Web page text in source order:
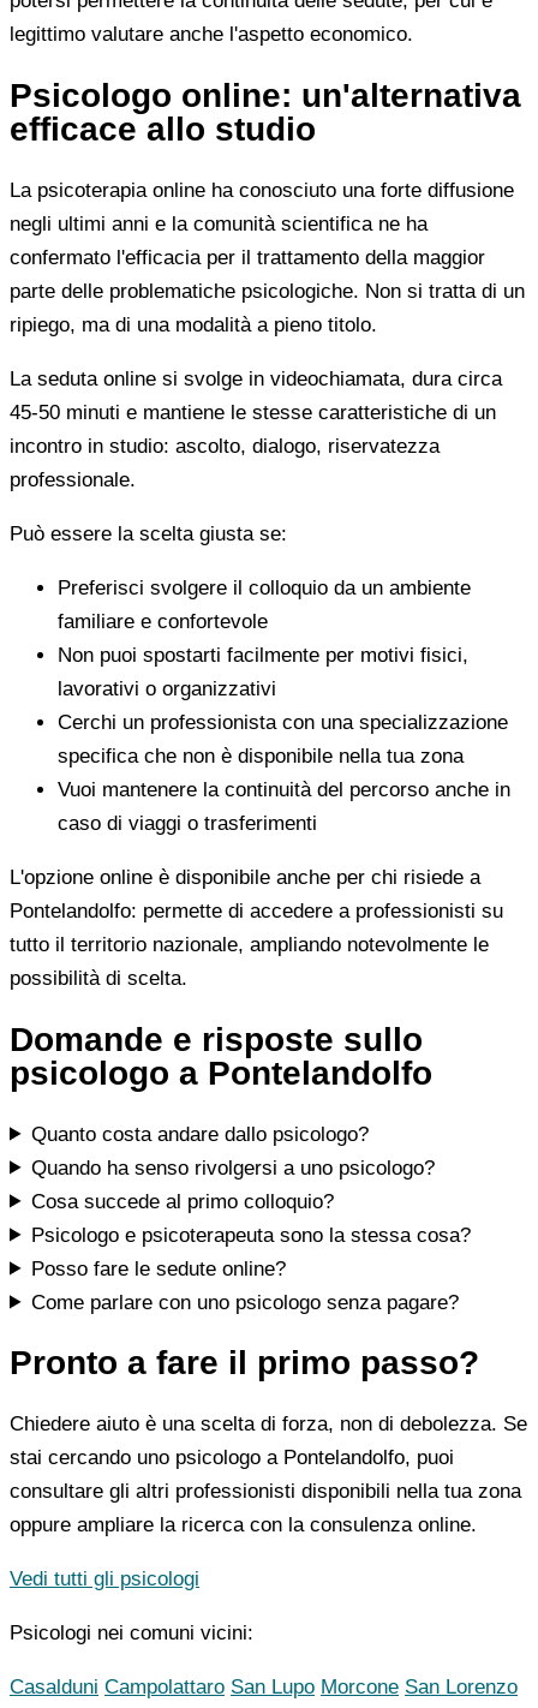
legittimo valutare anche l'aspetto economico.
Psicologo online: un'alternativa
efficace allo studio
La psicoterapia online ha conosciuto una forte diffusione
negli ultimi anni e la comunità scientifica ne ha
confermato l'efficacia per il trattamento della maggior
parte delle problematiche psicologiche. Non si tratta di un
ripiego, ma di una modalità a pieno titolo.
La seduta online si svolge in videochiamata, dura circa
45-50 minuti e mantiene le stesse caratteristiche di un
incontro in studio: ascolto, dialogo, riservatezza
professionale.
Può essere la scelta giusta se:
Preferisci svolgere il colloquio da un ambiente
familiare e confortevole
Non puoi spostarti facilmente per motivi fisici,
lavorativi o organizzativi
Cerchi un professionista con una specializzazione
specifica che non è disponibile nella tua zona
Vuoi mantenere la continuità del percorso anche in
caso di viaggi o trasferimenti
L'opzione online è disponibile anche per chi risiede a
Pontelandolfo: permette di accedere a professionisti su
tutto il territorio nazionale, ampliando notevolmente le
possibilità di scelta.
Domande e risposte sullo
psicologo a Pontelandolfo
Quanto costa andare dallo psicologo?
Quando ha senso rivolgersi a uno psicologo?
Cosa succede al primo colloquio?
Psicologo e psicoterapeuta sono la stessa cosa?
Posso fare le sedute online?
Come parlare con uno psicologo senza pagare?
Pronto a fare il primo passo?
Chiedere aiuto è una scelta di forza, non di debolezza. Se
stai cercando uno psicologo a Pontelandolfo, puoi
consultare gli altri professionisti disponibili nella tua zona
oppure ampliare la ricerca con la consulenza online.
Vedi tutti gli psicologi
Psicologi nei comuni vicini:
Casalduni Campolattaro San Lupo Morcone San Lorenzo